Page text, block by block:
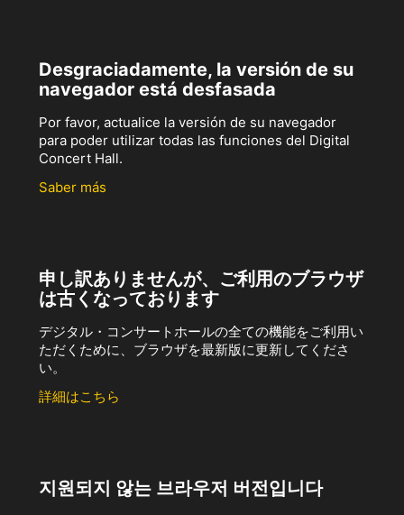
Desgraciadamente, la versión de su
navegador está desfasada
Por favor, actualice la versión de su navegador
para poder utilizar todas las funciones del Digital
Concert Hall.
Saber más
申し訳ありませんが、ご利用のブラウザ
は古くなっております
デジタル・コンサートホールの全ての機能をご利用い
ただくために、ブラウザを最新版に更新してくださ
い。
詳細はこちら
지원되지 않는 브라우저 버전입니다